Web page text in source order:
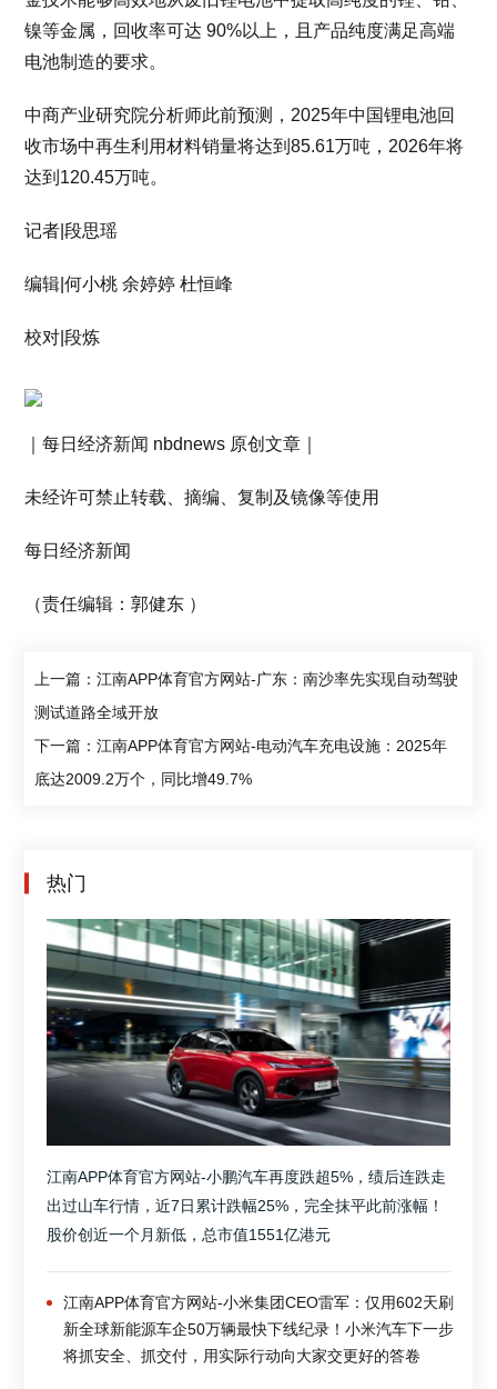
镍等金属，回收率可达 90%以上，且产品纯度满足高端
电池制造的要求。
中商产业研究院分析师此前预测，2025年中国锂电池回
收市场中再生利用材料销量将达到85.61万吨，2026年将
达到120.45万吨。
记者|段思瑶
编辑|何小桃 余婷婷 杜恒峰
校对|段炼
｜每日经济新闻 nbdnews 原创文章｜
未经许可禁止转载、摘编、复制及镜像等使用
每日经济新闻
（责任编辑：郭健东 ）
上一篇：江南APP体育官方网站-广东：南沙率先实现自动驾驶
测试道路全域开放
下一篇：江南APP体育官方网站-电动汽车充电设施：2025年
底达2009.2万个，同比增49.7%
热门
江南APP体育官方网站-小鹏汽车再度跌超5%，绩后连跌走
出过山车行情，近7日累计跌幅25%，完全抹平此前涨幅！
股价创近一个月新低，总市值1551亿港元
江南APP体育官方网站-小米集团CEO雷军：仅用602天刷
新全球新能源车企50万辆最快下线纪录！小米汽车下一步
将抓安全、抓交付，用实际行动向大家交更好的答卷